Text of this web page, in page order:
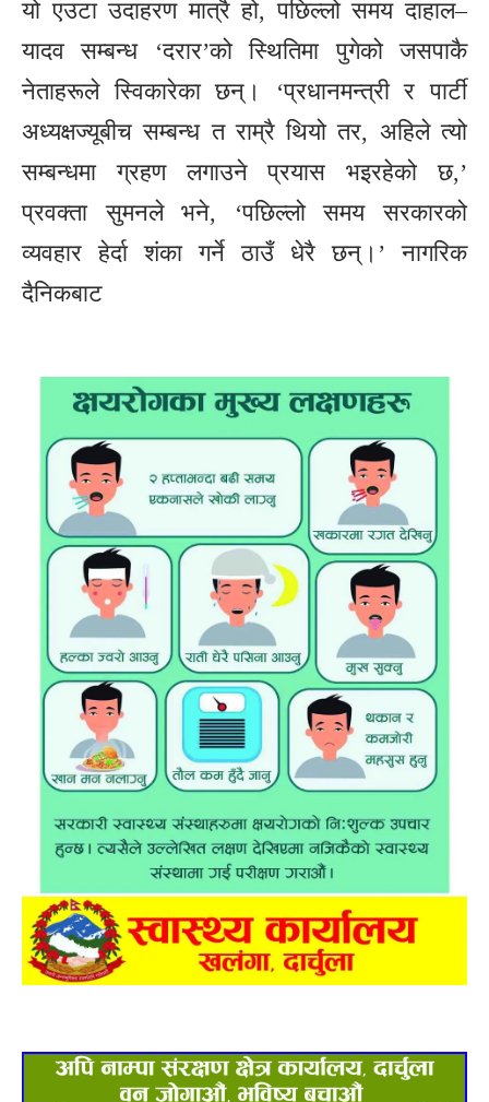
यो एउटा उदाहरण मात्रै हो, पछिल्लो समय दाहाल–
यादव सम्बन्ध ‘दरार’को स्थितिमा पुगेको जसपाकै
नेताहरूले स्विकारेका छन्। ‘प्रधानमन्त्री र पार्टी
अध्यक्षज्यूबीच सम्बन्ध त राम्रै थियो तर, अहिले त्यो
सम्बन्धमा ग्रहण लगाउने प्रयास भइरहेको छ,’
प्रवक्ता सुमनले भने, ‘पछिल्लो समय सरकारको
व्यवहार हेर्दा शंका गर्ने ठाउँ धेरै छन्।’ नागरिक
दैनिकबाट